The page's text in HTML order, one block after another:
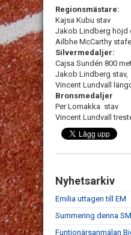
Regionsmästare:
Kajsa Kubu stav
Jakob Lindberg höjd
Ailbhe McCarthy
Silvermedaljer:
Cajsa Sundén 800
Jakob Lindberg stav,
Vincent Lundvall
Bronsmedaljer
Per Lomakka stav
Vincent Lundvall
Nyhetsarkiv
Emilia uttagen till EM
Summering denna
Funtionärsanmälan